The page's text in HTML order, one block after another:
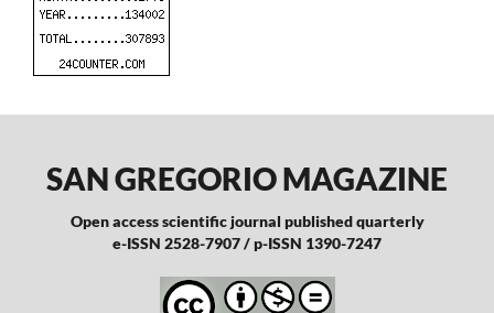
SAN GREGORIO MAGAZINE
Open access scientific journal published quarterly
e-ISSN 2528-7907 / p-ISSN 1390-7247